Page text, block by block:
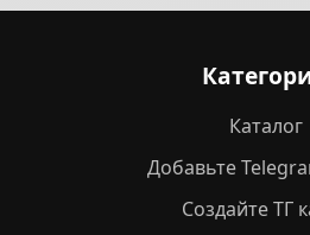
Каталог
Добавьте
Создайте ТГ